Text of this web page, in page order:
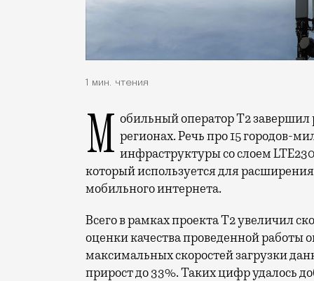
1 мин. чтения
Мобильный оператор Т2 завершил работы по увеличению скорости интернета в регионах. Речь про 15 городов-
инфраструктуры со слоем
который используется для
мобильного интернета.
Всего в рамках проекта Т2 увеличил
оценки качества проведенной работы
максимальных скоростей загрузки
прирост до 33%. Таких цифр удалось